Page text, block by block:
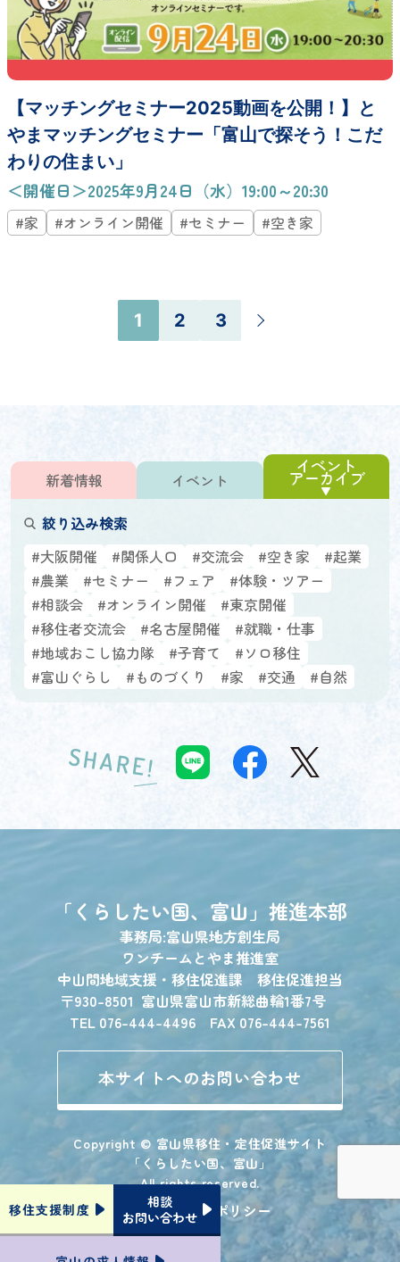
【マッチングセミナー2025動画を公開！】と
やまマッチングセミナー「富山で探そう！こだ
わりの住まい」
＜開催日＞2025年9月24日（水）19:00～20:30
#家 #オンライン開催 #セミナー #空き家
1 2 3
新着情報 イベント
イベント
アーカイブ
絞り込み検索
#大阪開催
#関係人口 #交流会 #空き家
#起業
#農業
#セミナー #フェア
#体験・ツアー
#相談会
#オンライン開催
#東京開催
#移住者交流会
#名古屋開催
#就職・仕事
#地域おこし協力隊
#子育て
#ソロ移住
#富山ぐらし
#ものづくり #家 #交通 #自然
SHARE!
移住支援制度
相談
お問い合わせ
「くらしたい国、富山」 推進本部
事務局:富山県地方創生局
ワンチームとやま推進室
中山間地域支援・移住促進課 移住促進担当
〒930-8501 富山県富山市新総曲輪1番7号
TEL 076-444-4496 FAX 076-444-7561
本サイトへのお問い合わせ
Copyright © 富山県移住・定住促進サイト
「くらしたい国、富山」
All rights reserved.
プライバシーポリシー